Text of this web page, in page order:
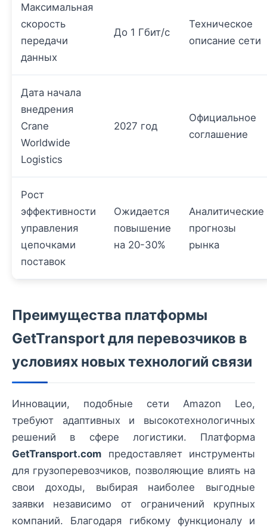
Максимальная
скорость
передачи
данных
До 1 Гбит/с
Техническое
описание сети
Дата начала
внедрения
Crane
Worldwide
Logistics
2027 год
Официальное
соглашение
Рост
эффективности
управления
цепочками
поставок
Ожидается
повышение
на 20-30%
Аналитические
прогнозы
рынка
Преимущества платформы
GetTransport для перевозчиков в
условиях новых технологий связи
Инновации, подобные сети Amazon Leo,
требуют адаптивных и высокотехнологичных
решений в сфере логистики. Платформа
GetTransport.com предоставляет инструменты
для грузоперевозчиков, позволяющие влиять на
свои доходы, выбирая наиболее выгодные
заявки независимо от ограничений крупных
компаний. Благодаря гибкому функционалу и